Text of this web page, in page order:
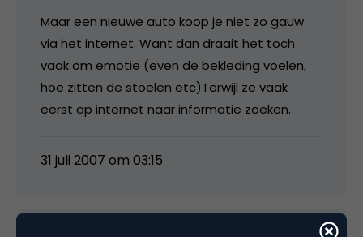
Maar een nieuwe auto koop je niet zo gauw
via het internet. Want dan draait het toch
vaak om emotie (even de bekleding voelen,
hoe zitten de stoelen etc)Terwijl ze vaak
eerst op internet naar informatie zoeken.
31 juli 2007 om 03:15